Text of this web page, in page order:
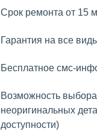
Срок ремонта от 15
Гарантия на все
Бесплатное смс-
Возможность
неоригинальных
доступности)